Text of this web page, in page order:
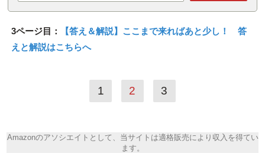
3ページ目：
【答え＆解説】ここまで来ればあと少し！ 答
えと解説はこちらへ
1 2 3
Amazonのアソシエイトとして、当サイトは適格販売により収入を得てい
ます。